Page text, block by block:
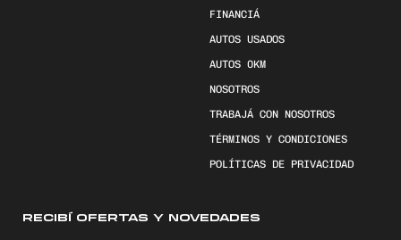
FINANCIÁ
AUTOS USADOS
AUTOS 0KM
NOSOTROS
TRABAJÁ CON NOSOTROS
TÉRMINOS Y CONDICIONES
POLÍTICAS DE PRIVACIDAD
RECIBÍ OFERTAS Y NOVEDADES